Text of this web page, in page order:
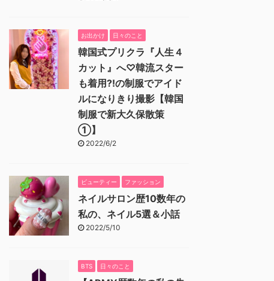
お出かけ 日々のこと
韓国式プリクラ『人生４
カット』へ♡韓流スター
も着用⁈の制服でアイド
ルになりきり撮影【韓国
制服で新大久保散策
①】
2022/6/2
ビューティー ファッション
ネイルサロン歴10数年の
私の、ネイル5選＆小話
2022/5/10
BTS 日々のこと